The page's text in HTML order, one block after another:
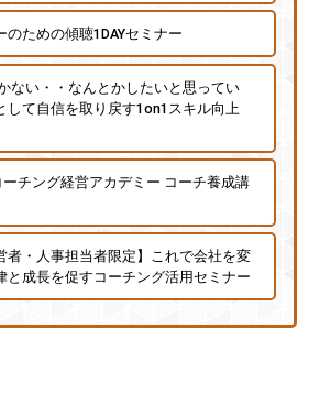
のための傾聴1DAYセミナー
ない・・なんとかしたいと思ってい
して自信を取り戻す1on1スキル向上
ーチング経営アカデミー コーチ養成講
者・人事担当者限定】これで会社を変
と成長を促すコーチング活用セミナー